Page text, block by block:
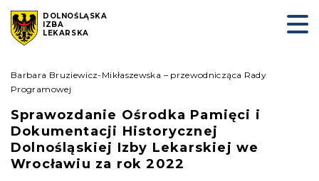
DOLNOŚLĄSKA
IZBA
LEKARSKA
Barbara Bruziewicz-Mikłaszewska – przewodnicząca Rady
Programowej
Sprawozdanie Ośrodka Pamięci i
Dokumentacji Historycznej
Dolnośląskiej Izby Lekarskiej we
Wrocławiu za rok 2022